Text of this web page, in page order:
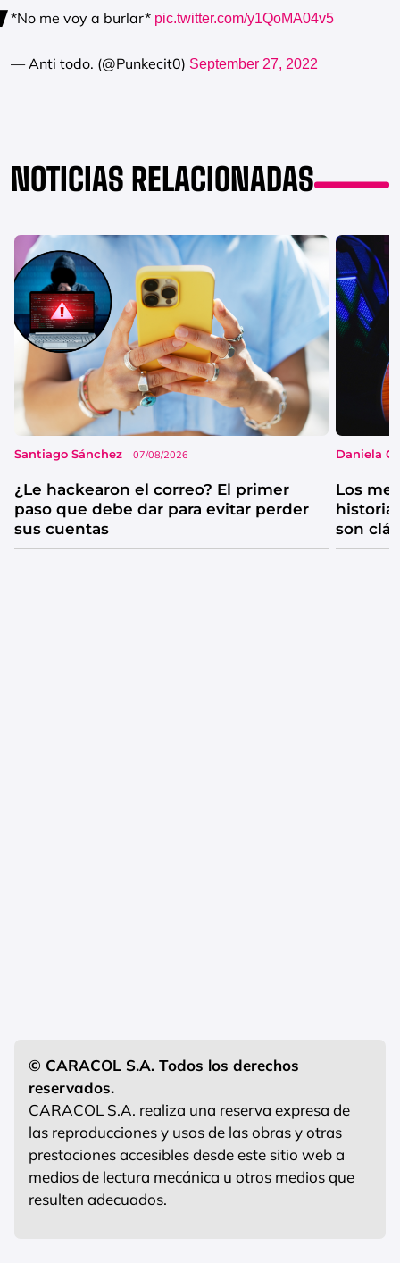
*No me voy a burlar* pic.twitter.com/y1QoMA04v5
— Anti todo. (@Punkecit0) September 27, 2022
NOTICIAS RELACIONADAS
Santiago Sánchez 07/08/2026
¿Le hackearon el correo? El primer
paso que debe dar para evitar perder
sus cuentas
Daniela
Los
historia
son
© CARACOL S.A. Todos los derechos
reservados.
CARACOL S.A. realiza una reserva expresa de
las reproducciones y usos de las obras y otras
prestaciones accesibles desde este sitio web a
medios de lectura mecánica u otros medios que
resulten adecuados.